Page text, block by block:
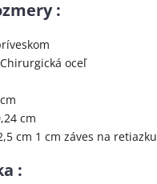
:
oceľ
cm
cm 1 cm záves na retiazku
: